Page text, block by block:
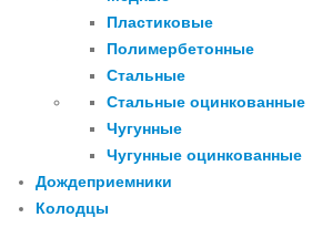
Пластиковые
Полимербетонные
Стальные
Стальные оцинкованные
Чугунные
Чугунные оцинкованные
Дождеприемники
Колодцы